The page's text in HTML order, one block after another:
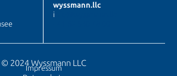
wyssmann.llc
i
© 2024 Wyssmann LLC
Impressum